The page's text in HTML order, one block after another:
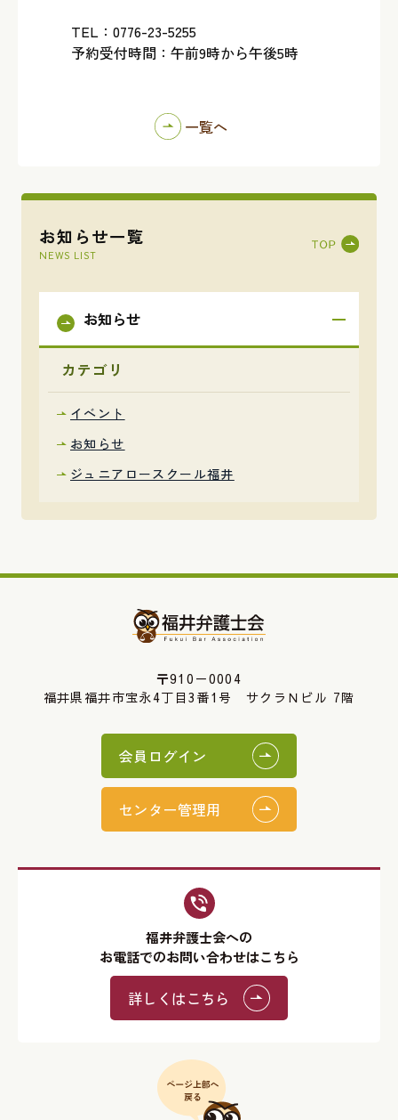
お知らせ一覧
NEWS LIST
お知らせ
カテゴリ
イベント
お知らせ
ジュニアロースクール福井
TEL：0776-23-5255
予約受付時間：午前9時から午後5時
一覧へ
〒910－0004
福井県福井市宝永4丁目3番1号 サクラＮビル 7階
会員ログイン
センター管理用
福井弁護士会への
お電話でのお問い合わせはこちら
詳しくはこちら